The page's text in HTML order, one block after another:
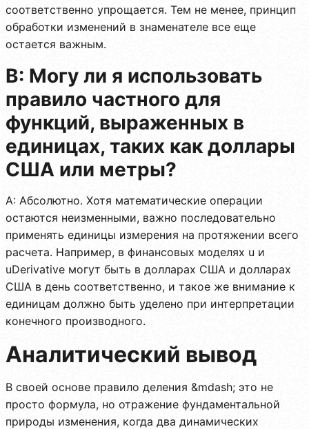
соответственно упрощается. Тем не менее, принцип
обработки изменений в знаменателе все еще
остается важным.
В: Могу ли я использовать
правило частного для
функций, выраженных в
единицах, таких как доллары
США или метры?
A: Абсолютно. Хотя математические операции
остаются неизменными, важно последовательно
применять единицы измерения на протяжении всего
расчета. Например, в финансовых моделях u и
uDerivative могут быть в долларах США и долларах
США в день соответственно, и такое же внимание к
единицам должно быть уделено при интерпретации
конечного производного.
Аналитический вывод
В своей основе правило деления &mdash; это не
просто формула, но отражение фундаментальной
природы изменения, когда два динамических